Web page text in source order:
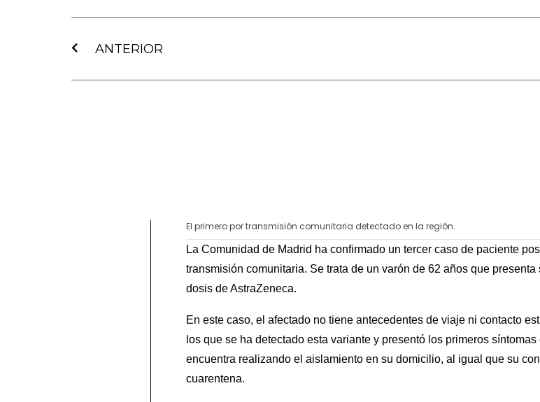
ANTERIOR
El primero por transmisión comunitaria detectado en la región.
La Comunidad de Madrid ha confirmado un tercer caso de paciente
transmisión comunitaria. Se trata de un varón de 62 años que
dosis de AstraZeneca.
En este caso, el afectado no tiene antecedentes de viaje ni contacto
los que se ha detectado esta variante y presentó los primeros
encuentra realizando el aislamiento en su domicilio, al igual que su
cuarentena.